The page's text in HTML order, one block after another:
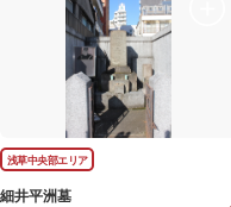
浅草中央部エリア
細井平洲墓